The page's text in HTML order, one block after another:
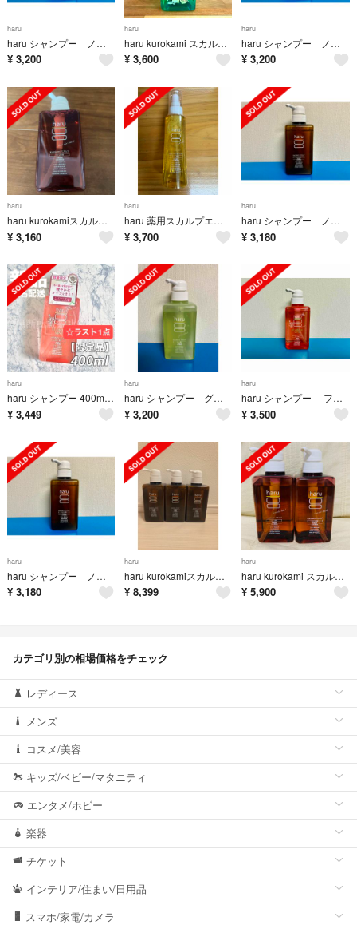
haru
haru シャンプー ノーマル 柑橘系 オリジナル
¥ 3,200
haru
haru kurokami スカルプ シャンプー サマーレシピ400ml
¥ 3,600
haru
haru シャンプー ノーマル 柑橘系 オリジナル
¥ 3,200
haru
haru kurokamiスカルプ ハルシャンプー ラベンダーブレンド
¥ 3,160
haru
haru 薬用スカルプエッセンス(130mL)
¥ 3,700
haru
haru シャンプー ノーマル 柑橘系 オリジナル
¥ 3,180
haru
haru シャンプー 400ml 黒髪スカルプ スプリングレシピ フラワーミント
¥ 3,449
haru
haru シャンプー グリーンブレンド
¥ 3,200
haru
haru シャンプー フラワーミント スプリングレシピ
¥ 3,500
haru
haru シャンプー ノーマル 柑橘系 オリジナル
¥ 3,180
haru
haru kurokamiスカルプ 400ml 3本セット
¥ 8,399
haru
haru kurokami スカルプ ラベンダーブレンド 2本セット
¥ 5,900
カテゴリ別の相場価格をチェック
レディース
メンズ
コスメ/美容
キッズ/ベビー/マタニティ
エンタメ/ホビー
楽器
チケット
インテリア/住まい/日用品
スマホ/家電/カメラ